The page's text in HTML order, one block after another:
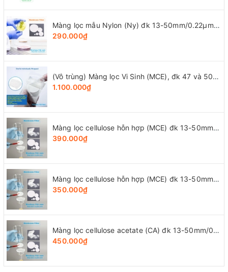
Màng lọc mẫu Nylon (Ny) đk 13-50mm/0.22µm-0.45µm, 4x25 chiếc/hộp, hãng Biosharp
290.000₫
(Vô trùng) Màng lọc Vi Sinh (MCE), đk 47 và 50mm/0.8μm-0.22µm-0.45μm, 100 chiếc/hộp, Biosharp
1.100.000₫
Màng lọc cellulose hỗn hợp (MCE) đk 13-50mm/0.45µm, 4x25 chiếc/hộp, hãng Biosharp
390.000₫
Màng lọc cellulose hỗn hợp (MCE) đk 13-50mm/0.22µm, 4x25 chiếc/hộp, hãng Biosharp
350.000₫
Màng lọc cellulose acetate (CA) đk 13-50mm/0.45µm, 4x25 chiếc/hộp, hãng Biosharp
450.000₫